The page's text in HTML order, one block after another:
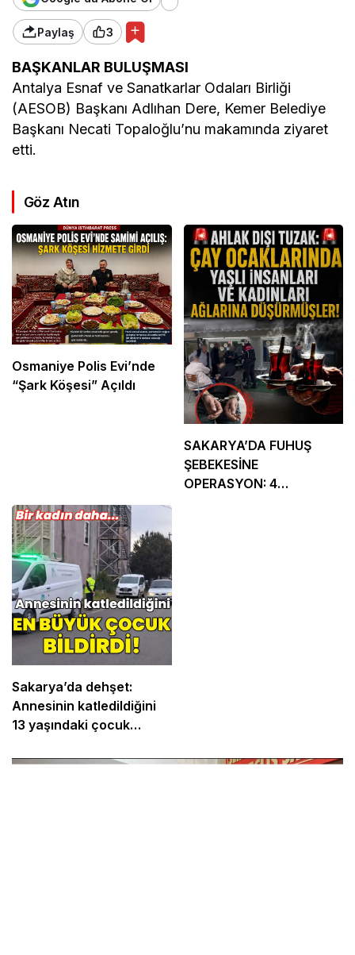
Paylaş 3
BAŞKANLAR BULUŞMASI
Antalya Esnaf ve Sanatkarlar Odaları Birliği
(AESOB) Başkanı Adlıhan Dere, Kemer Belediye
Başkanı Necati Topaloğlu’nu makamında ziyaret
etti.
Göz Atın
Osmaniye Polis Evi’nde
“Şark Köşesi” Açıldı
SAKARYA’DA FUHUŞ
ŞEBEKESİNE
OPERASYON: 4
Sakarya’da dehşet:
Annesinin katledildiğini
13 yaşındaki çocuk